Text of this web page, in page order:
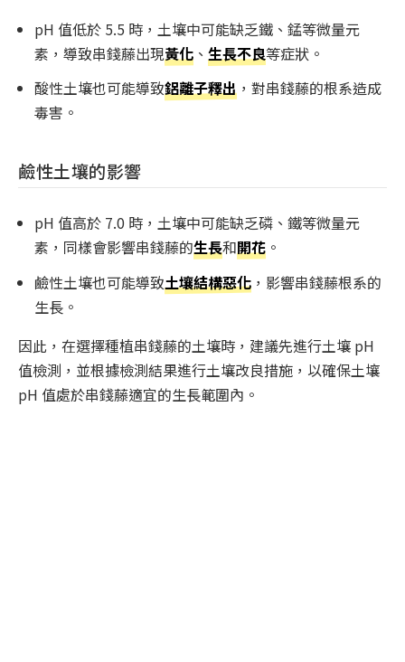
pH 值低於 5.5 時，土壤中可能缺乏鐵、錳等微量元
素，導致串錢藤出現黃化 、生長不良等症狀。
酸性土壤也可能導致鋁離子釋出 ，對串錢藤的根系造成
毒害。
鹼性土壤的影響
pH 值高於 7.0 時，土壤中可能缺乏磷、鐵等微量元
素，同樣會影響串錢藤的生長和開花 。
鹼性土壤也可能導致土壤結構惡化 ，影響串錢藤根系的
生長。
因此，在選擇種植串錢藤的土壤時，建議先進行土壤 pH
值檢測，並根據檢測結果進行土壤改良措施，以確保土壤
pH 值處於串錢藤適宜的生長範圍內。